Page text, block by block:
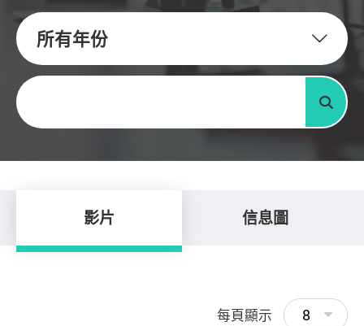
所有年份
關鍵字
搜尋
影片 信息圖
每頁顯示 8